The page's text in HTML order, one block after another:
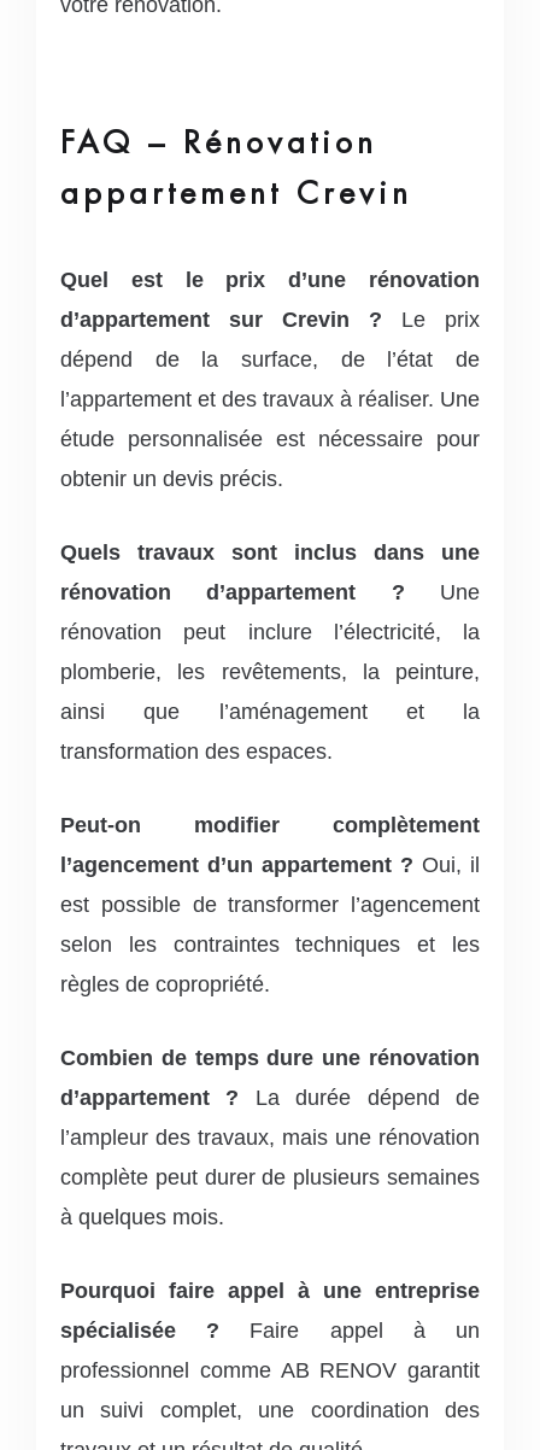
votre rénovation.
FAQ – Rénovation
appartement Crevin
Quel est le prix d’une rénovation
d’appartement sur Crevin ? Le prix
dépend de la surface, de l’état de
l’appartement et des travaux à réaliser. Une
étude personnalisée est nécessaire pour
obtenir un devis précis.
Quels travaux sont inclus dans une
rénovation d’appartement ? Une
rénovation peut inclure l’électricité, la
plomberie, les revêtements, la peinture,
ainsi que l’aménagement et la
transformation des espaces.
Peut-on modifier complètement
l’agencement d’un appartement ? Oui, il
est possible de transformer l’agencement
selon les contraintes techniques et les
règles de copropriété.
Combien de temps dure une rénovation
d’appartement ? La durée dépend de
l’ampleur des travaux, mais une rénovation
complète peut durer de plusieurs semaines
à quelques mois.
Pourquoi faire appel à une entreprise
spécialisée ? Faire appel à un
professionnel comme AB RENOV garantit
un suivi complet, une coordination des